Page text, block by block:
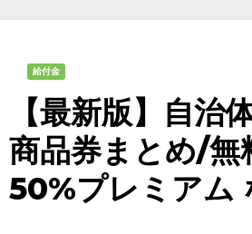
給付金
【最新版】自治
商品券まとめ/無
50%プレミアム